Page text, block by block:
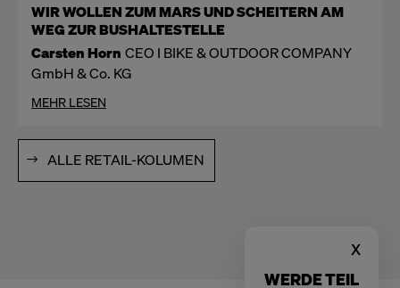
WIR WOLLEN ZUM MARS UND SCHEITERN AM
WEG ZUR BUSHALTESTELLE
Carsten Horn CEO I BIKE & OUTDOOR COMPANY
GmbH & Co. KG
MEHR LESEN
ALLE RETAIL-KOLUMEN
x
WERDE TEIL